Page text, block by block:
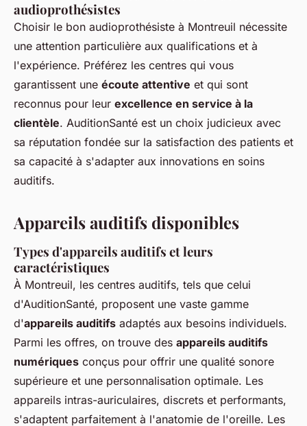
audioprothésistes
Choisir le bon audioprothésiste à Montreuil nécessite
une attention particulière aux qualifications et à
l'expérience. Préférez les centres qui vous
garantissent une écoute attentive et qui sont
reconnus pour leur excellence en service à la
clientèle. AuditionSanté est un choix judicieux avec
sa réputation fondée sur la satisfaction des patients et
sa capacité à s'adapter aux innovations en soins
auditifs.
Appareils auditifs disponibles
Types d'appareils auditifs et leurs
caractéristiques
À Montreuil, les centres auditifs, tels que celui
d'AuditionSanté, proposent une vaste gamme
d'appareils auditifs adaptés aux besoins individuels.
Parmi les offres, on trouve des appareils auditifs
numériques conçus pour offrir une qualité sonore
supérieure et une personnalisation optimale. Les
appareils intras-auriculaires, discrets et performants,
s'adaptent parfaitement à l'anatomie de l'oreille. Les